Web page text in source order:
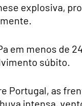
explosiva,
em menos de
súbito.
Portugal, as
intensa,